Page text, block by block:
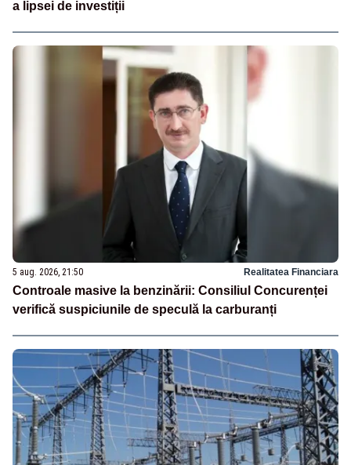
a lipsei de investiții
5 aug. 2026, 21:50 Realitatea Financiara
Controale masive la benzinării: Consiliul Concurenței
verifică suspiciunile de speculă la carburanți